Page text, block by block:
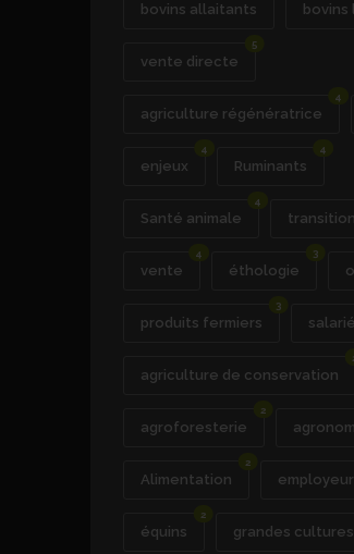
bovins allaitants bovins
vente directe
5
agriculture régénératrice
4
enjeux
4
Ruminants
4
Santé animale
4
transition
vente
4
éthologie
3
produits fermiers
3
salarié
agriculture de conservation
agroforesterie
2
Alimentation
2
employeur
équins
2
grandes cultures